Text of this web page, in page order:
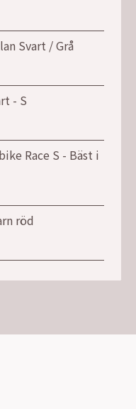
Svart / Grå
- S
Race S - Bäst i
röd